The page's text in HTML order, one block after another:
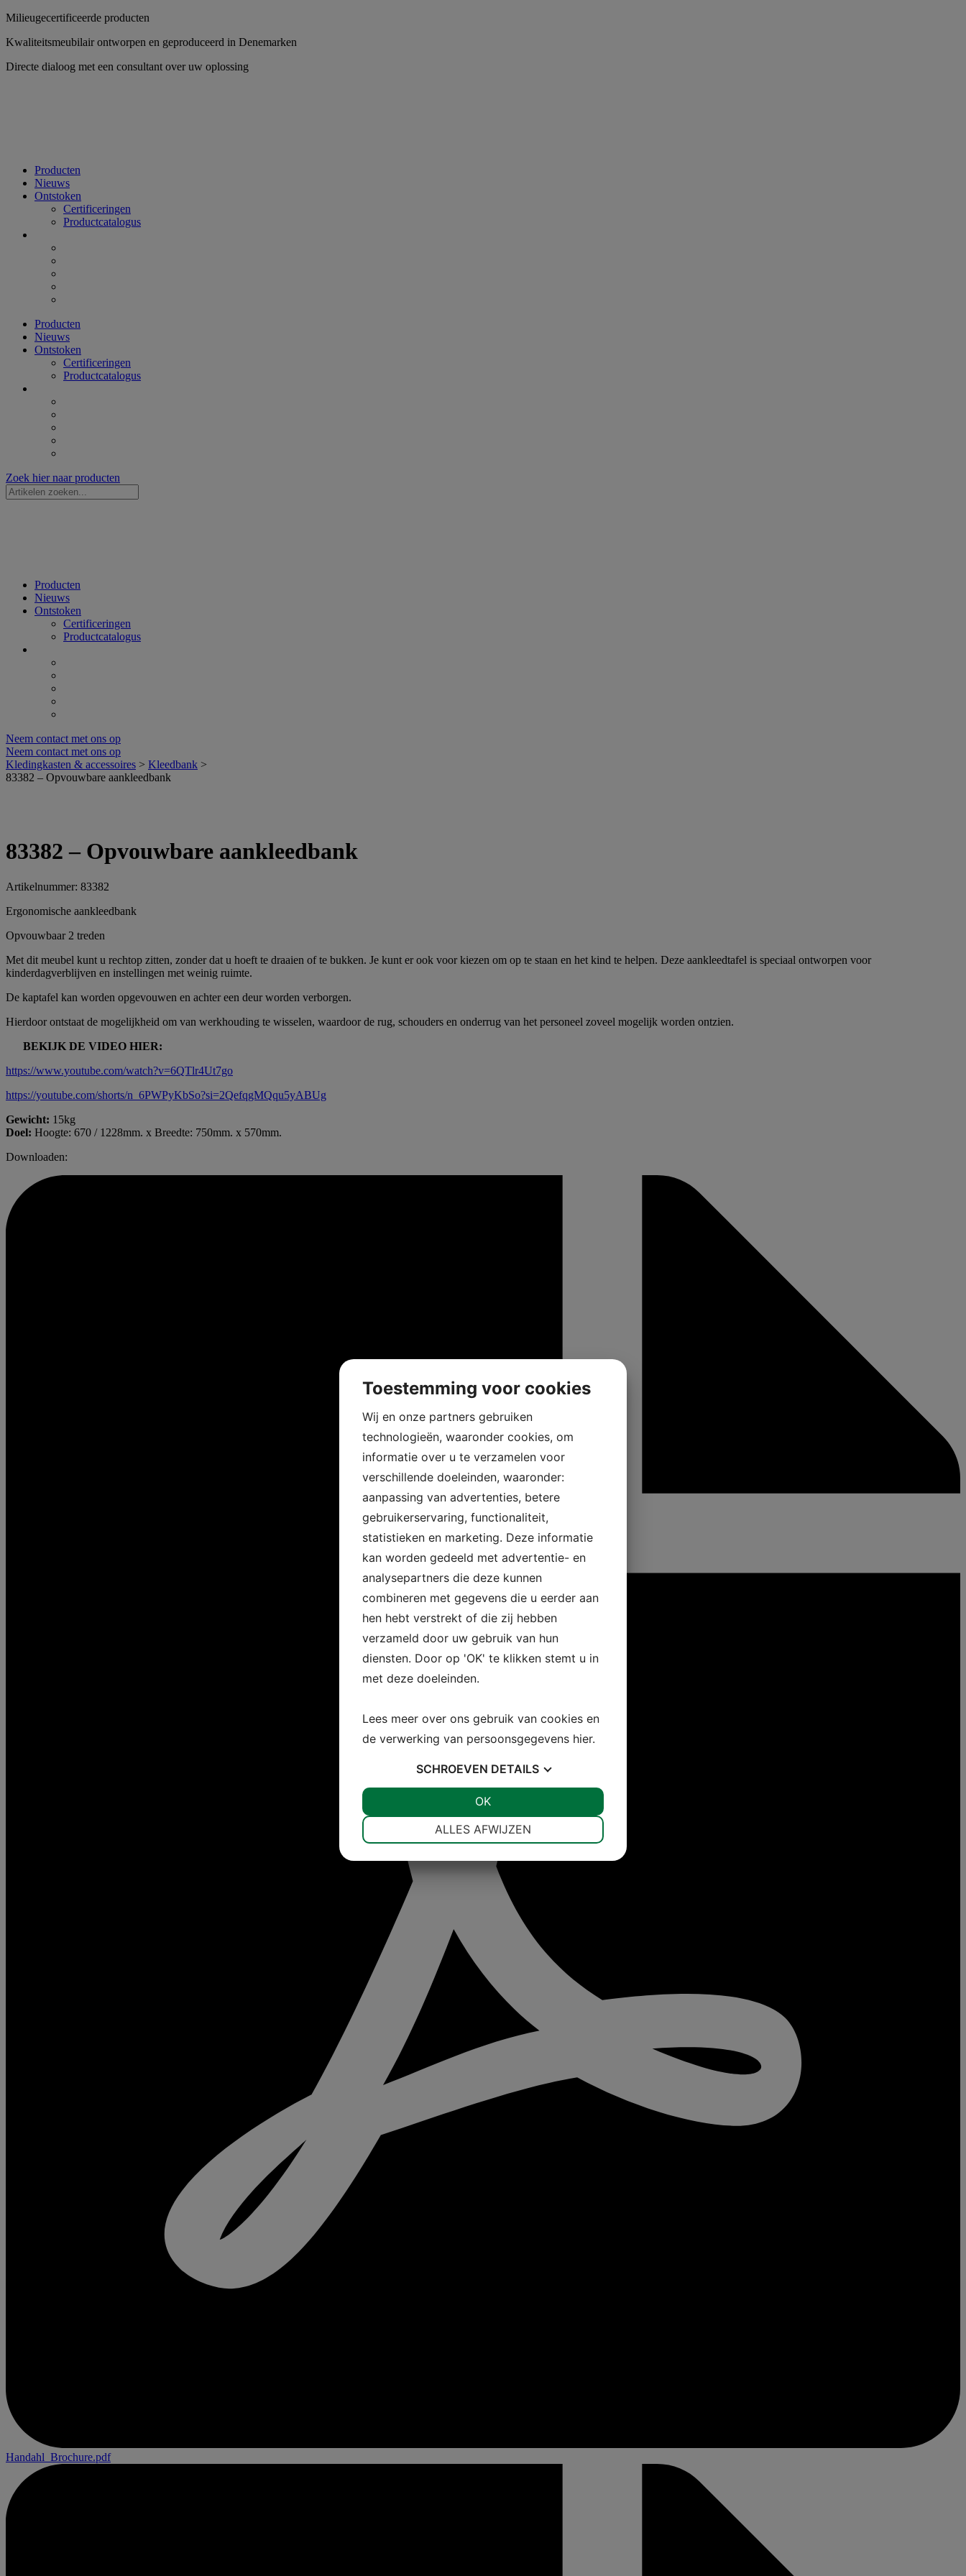
Ga
inhoud
Milieugecertificeerde producten
Kwaliteitsmeubilair ontworpen en geproduceerd in Denemarken
Directe dialoog met een consultant over uw oplossing
Producten
Nieuws
Ontstoken
Certificeringen
Productcatalogus
Producten
Nieuws
Ontstoken
Certificeringen
Productcatalogus
Zoek hier naar producten
Zoekopdracht
...
Producten
Nieuws
Ontstoken
Certificeringen
Productcatalogus
Neem contact met ons op
Neem contact met ons op
Kledingkasten & accessoires > Kleedbank >
83382 – Opvouwbare aankleedbank
83382 – Opvouwbare aankleedbank
Artikelnummer: 83382
Ergonomische aankleedbank
Opvouwbaar 2 treden
Met dit meubel kunt u rechtop zitten, zonder dat u hoeft te draaien of te bukken. Je kunt er ook voor kiezen om op te staan en het kind te helpen. Deze aankleedtafel is speciaal ontworpen voor
kinderdagverblijven en instellingen met weinig ruimte.
De kaptafel kan worden opgevouwen en achter een deur worden verborgen.
Hierdoor ontstaat de mogelijkheid om van werkhouding te wisselen, waardoor de rug, schouders en onderrug van het personeel zoveel mogelijk worden ontzien.
BEKIJK DE VIDEO HIER:
https://www.youtube.com/watch?v=6QTlr4Ut7go
https://youtube.com/shorts/n_6PWPyKbSo?si=2QefqgMQqu5yABUg
Gewicht: 15kg
Doel: Hoogte: 670 / 1228mm. x Breedte: 750mm. x 570mm.
Downloaden:
Handahl_Brochure.pdf
Toestemming voor cookies
Wij en onze partners gebruiken
technologieën, waaronder cookies, om
informatie over u te verzamelen voor
verschillende doeleinden, waaronder:
aanpassing van advertenties, betere
gebruikerservaring, functionaliteit,
statistieken en marketing. Deze informatie
kan worden gedeeld met advertentie- en
analysepartners die deze kunnen
combineren met gegevens die u eerder aan
hen hebt verstrekt of die zij hebben
verzameld door uw gebruik van hun
diensten. Door op 'OK' te klikken stemt u in
met deze doeleinden.
Lees meer over ons gebruik van cookies en
de verwerking van persoonsgegevens hier.
SCHROEVEN DETAILS
MARKETING
ALLES AFWIJZEN
OK